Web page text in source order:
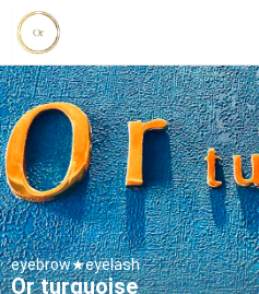
eyebrow★eyelash
Or turquoise